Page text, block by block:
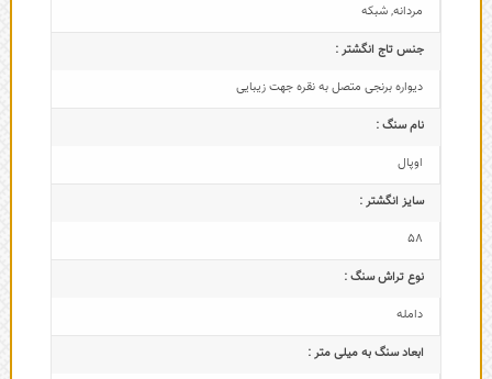
مردانه,شبکه
جنس تاج انگشتر :
دیواره برنجی متصل به نقره جهت زیبایی
نام سنگ :
اوپال
سایز انگشتر :
58
نوع تراش سنگ :
دامله
ابعاد سنگ به میلی متر :